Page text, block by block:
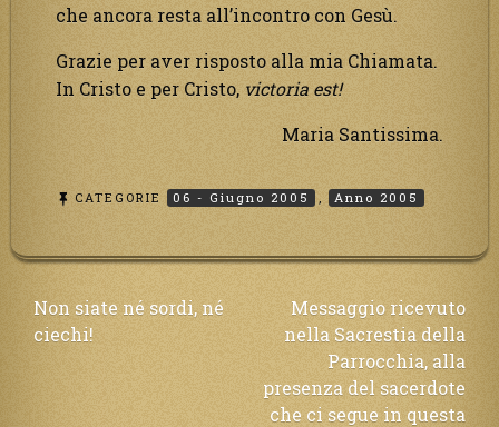
che ancora resta all’incontro con Gesù.
Grazie per aver risposto alla mia Chiamata.
In Cristo e per Cristo, victoria est!
Maria Santissima.
CATEGORIE 06 - Giugno 2005 , Anno 2005
Navigazione
articoli
Non siate né sordi, né
ciechi!
Messaggio ricevuto
nella Sacrestia della
Parrocchia, alla
presenza del sacerdote
che ci segue in questa